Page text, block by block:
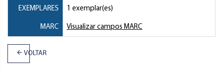
EXEMPLARES 1 exemplar(es)
MARC Visualizar campos MARC
VOLTAR